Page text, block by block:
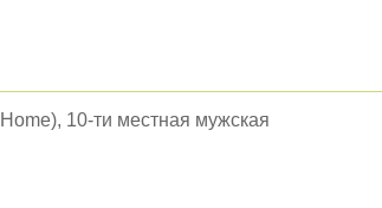
10-ти местная мужская